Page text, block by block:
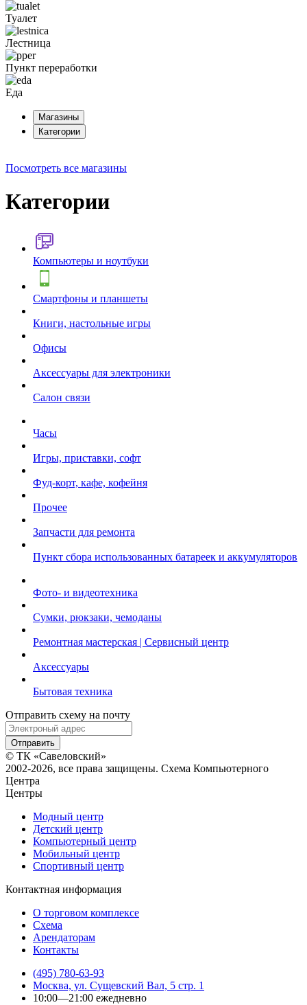
Туалет
Лестница
Пункт переработки
Еда
Магазины
Категории
Посмотреть все магазины
Категории
Компьютеры и ноутбуки
Смартфоны и планшеты
Книги, настольные игры
Офисы
Аксессуары для электроники
Салон связи
Часы
Игры, приставки, софт
Фуд-корт, кафе, кофейня
Прочее
Запчасти для ремонта
Пункт сбора использованных батареек и аккумуляторов
Фото- и видеотехника
Сумки, рюкзаки, чемоданы
Ремонтная мастерская | Сервисный центр
Аксессуары
Бытовая техника
Отправить схему на почту
© ТК «Савеловский»
2002-2026, все права защищены. Схема Компьютерного
Центра
Центры
Модный центр
Детский центр
Компьютерный центр
Мобильный центр
Спортивный центр
Контактная информация
О торговом комплексе
Схема
Арендаторам
Контакты
(495) 780-63-93
Москва, ул. Сущевский Вал, 5 стр. 1
10:00—21:00 ежедневно